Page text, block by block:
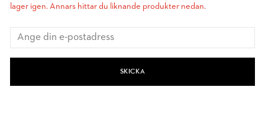
lager igen. Annars hittar du liknande produkter nedan.
SKICKA